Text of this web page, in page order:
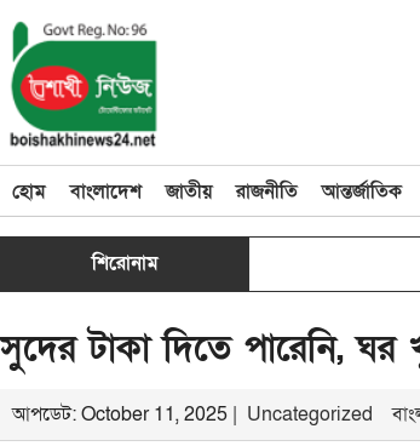
হোম বাংলাদেশ জাতীয় রাজনীতি আন্তর্জাতিক
শিরোনাম
সুদের টাকা দিতে পারেনি,
আপডেট: October 11, 2025 | Uncategorized